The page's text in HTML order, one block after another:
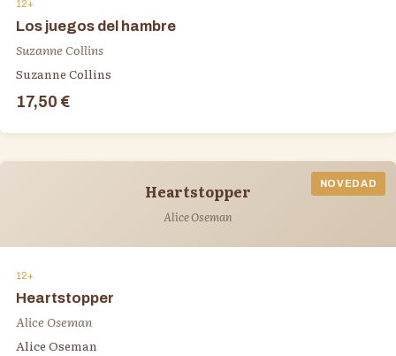
12+
Los juegos del hambre
Suzanne Collins
Suzanne Collins
17,50 €
NOVEDAD
Heartstopper
Alice Oseman
12+
Heartstopper
Alice Oseman
Alice Oseman